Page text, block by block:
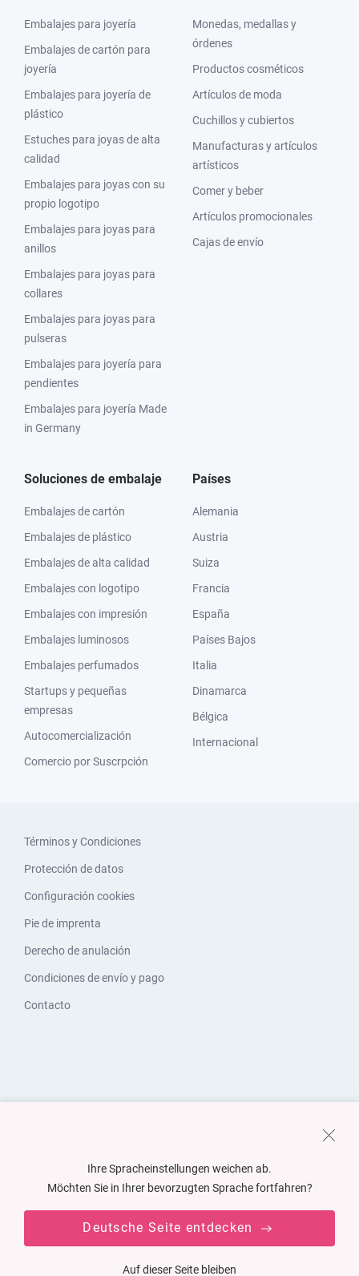
Embalajes para joyería
Embalajes de cartón para
joyería
Embalajes para joyería de
plástico
Estuches para joyas de alta
calidad
Embalajes para joyas con su
propio logotipo
Embalajes para joyas para
anillos
Embalajes para joyas para
collares
Embalajes para joyas para
pulseras
Embalajes para joyería para
pendientes
Embalajes para joyería Made
in Germany
Monedas, medallas y
órdenes
Productos cosméticos
Artículos de moda
Cuchillos y cubiertos
Manufacturas y artículos
artísticos
Comer y beber
Artículos promocionales
Cajas de envío
Soluciones de embalaje
Embalajes de cartón
Embalajes de plástico
Embalajes de alta calidad
Embalajes con logotipo
Embalajes con impresión
Embalajes luminosos
Embalajes perfumados
Startups y pequeñas
empresas
Autocomercialización
Comercio por Suscrpción
Países
Alemania
Austria
Suiza
Francia
España
Países Bajos
Italia
Dinamarca
Bélgica
Internacional
Términos y Condiciones
Protección de datos
Configuración cookies
Pie de imprenta
Derecho de anulación
Condiciones de envío y pago
Contacto
Ihre Spracheinstellungen weichen ab.
Möchten Sie in Ihrer bevorzugten Sprache fortfahren?
Deutsche Seite entdecken
Auf dieser Seite bleiben